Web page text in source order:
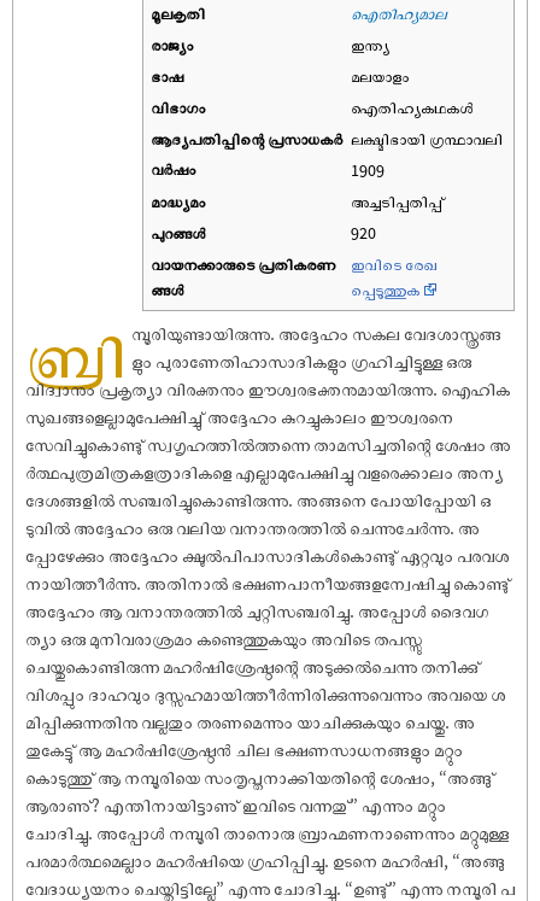
മൂലകൃതി
ഐതിഹ്യമാല
രാജ്യം
ഇന്ത്യ
ഭാഷ
മലയാളം
വിഭാഗം
ഐതിഹ്യകഥകൾ
ആദ്യപതിപ്പിന്റെ പ്രസാധകര്‍ ലക്ഷ്മിഭായി ഗ്രന്ഥാവലി
വര്‍ഷം
1909
മാദ്ധ്യമം
അച്ചടിപ്പതിപ്പ്
പുറങ്ങള്‍
920
വായനക്കാരുടെ പ്രതികരണ
ങ്ങള്‍
ഇവിടെ രേഖ
പ്പെടുത്തുക
ബ്രി മ്പൂരിയുണ്ടായിരുന്നു. അദ്ദേഹം സകല വേദശാസ്ത്രങ്ങ
ളും പുരാണേതിഹാസാദികളും ഗ്രഹിച്ചിട്ടുള്ള ഒരു
വിദ്വാനും പ്രകൃത്യാ വിരക്തനും ഈശ്വരഭക്തനുമായിരുന്നു. ഐഹിക
സുഖങ്ങളെല്ലാമുപേക്ഷിച്ചു് അദ്ദേഹം കുറച്ചുകാലം ഈശ്വരനെ
സേവിച്ചുകൊണ്ടു് സ്വഗൃഹത്തിൽത്തന്നെ താമസിച്ചതിന്റെ ശേ‌ഷം അ
ർത്ഥപുത്രമിത്രകളത്രാദികളെ എല്ലാമുപേക്ഷിച്ചു വളരെക്കാലം അന്യ
ദേശങ്ങളിൽ സഞ്ചരിച്ചുകൊണ്ടിരുന്നു. അങ്ങനെ പോയിപ്പോയി ഒ
ടുവിൽ അദ്ദേഹം ഒരു വലിയ വനാന്തരത്തിൽ ചെന്നുചേർന്നു. അ
പ്പോഴേക്കും അദ്ദേഹം ക്ഷൂൽപിപാസാദികൾകൊണ്ടു് ഏറ്റവും പരവശ
നായിത്തീർന്നു. അതിനാൽ ഭക്ഷണപാനീയങ്ങളന്വേ‌ഷിച്ചു കൊണ്ടു്
അദ്ദേഹം ആ വനാന്തരത്തിൽ ചുറ്റിസഞ്ചരിച്ചു. അപ്പോൾ ദൈവഗ
ത്യാ ഒരു മുനിവരാശ്രമം കണ്ടെത്തുകയും അവിടെ തപസ്സു
ചെയ്തുകൊണ്ടിരുന്ന മഹർ‌ഷിശ്രേഷ്ഠന്റെ അടുക്കൽചെന്നു തനിക്കു്
വിശപ്പും ദാഹവും ദുസ്സഹമായിത്തീർന്നിരിക്കുന്നുവെന്നും അവയെ ശ
മിപ്പിക്കുന്നതിനു വല്ലതും തരണമെന്നും യാചിക്കുകയും ചെയ്തു. അ
തുകേട്ടു് ആ മഹർ‌ഷിശ്രേഷ്ഠൻ ചില ഭക്ഷണസാധനങ്ങളും മറ്റും
കൊടുത്തു് ആ നമ്പൂരിയെ സംതൃപ്തനാക്കിയതിന്റെ ശേ‌ഷം, “അങ്ങു്
ആരാണു്? എന്തിനായിട്ടാണു് ഇവിടെ വന്നതു്” എന്നും മറ്റും
ചോദിച്ചു. അപ്പോൾ നമ്പൂരി താനൊരു ബ്രാഹ്മണനാണെന്നും മറ്റുമുള്ള
പരമാർത്ഥമെല്ലാം മഹർ‌ഷിയെ ഗ്രഹിപ്പിച്ചു. ഉടനെ മഹർ‌ഷി, “അങ്ങു
വേദാധ്യയനം ചെയ്തിട്ടില്ലേ” എന്നു ചോദിച്ചു. “ഉണ്ടു്” എന്നു നമ്പൂരി പ